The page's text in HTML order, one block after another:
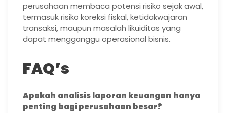
perusahaan membaca potensi risiko sejak awal,
termasuk risiko koreksi fiskal, ketidakwajaran
transaksi, maupun masalah likuiditas yang
dapat mengganggu operasional bisnis.
FAQ’s
Apakah analisis laporan keuangan hanya
penting bagi perusahaan besar?